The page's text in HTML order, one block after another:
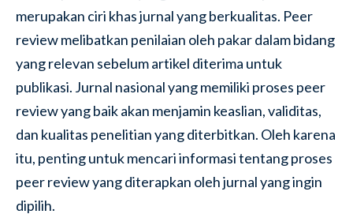
merupakan ciri khas jurnal yang berkualitas. Peer
review melibatkan penilaian oleh pakar dalam bidang
yang relevan sebelum artikel diterima untuk
publikasi. Jurnal nasional yang memiliki proses peer
review yang baik akan menjamin keaslian, validitas,
dan kualitas penelitian yang diterbitkan. Oleh karena
itu, penting untuk mencari informasi tentang proses
peer review yang diterapkan oleh jurnal yang ingin
dipilih.